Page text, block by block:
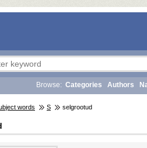
Browse: Categories Authors
words S selgrootud